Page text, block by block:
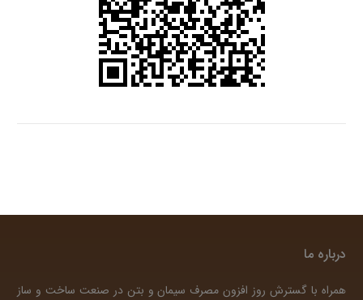
درباره ما
همراه با گسترش روز افزون مصرف سیمان و بتن در صنعت ساخت و ساز